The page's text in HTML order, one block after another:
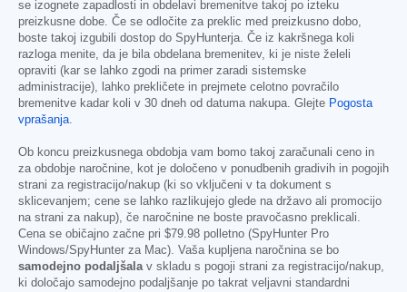
se izognete zapadlosti in obdelavi bremenitve takoj po izteku
preizkusne dobe. Če se odločite za preklic med preizkusno dobo,
boste takoj izgubili dostop do SpyHunterja. Če iz kakršnega koli
razloga menite, da je bila obdelana bremenitev, ki je niste želeli
opraviti (kar se lahko zgodi na primer zaradi sistemske
administracije), lahko prekličete in prejmete celotno povračilo
bremenitve kadar koli v 30 dneh od datuma nakupa. Glejte Pogosta
vprašanja.
Ob koncu preizkusnega obdobja vam bomo takoj zaračunali ceno in
za obdobje naročnine, kot je določeno v ponudbenih gradivih in pogojih
strani za registracijo/nakup (ki so vključeni v ta dokument s
sklicevanjem; cene se lahko razlikujejo glede na državo ali promocijo
na strani za nakup), če naročnine ne boste pravočasno preklicali.
Cena se običajno začne pri $79.98 polletno (SpyHunter Pro
Windows/SpyHunter za Mac). Vaša kupljena naročnina se bo
samodejno podaljšalav skladu s pogoji strani za registracijo/nakup,
ki določajo samodejno podaljšanje po takrat veljavni standardni